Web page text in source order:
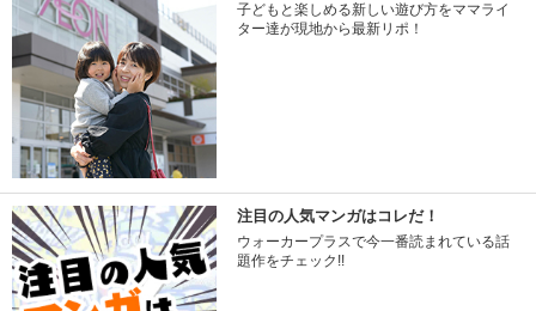
子どもと楽しめる新しい遊び方をママライ
ター達が現地から最新リポ！
注目の人気マンガはコレだ！
ウォーカープラスで今一番読まれている話
題作をチェック!!